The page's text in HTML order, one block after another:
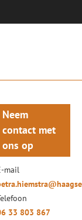
Neem
contact met
ons op
mail
33 803 867